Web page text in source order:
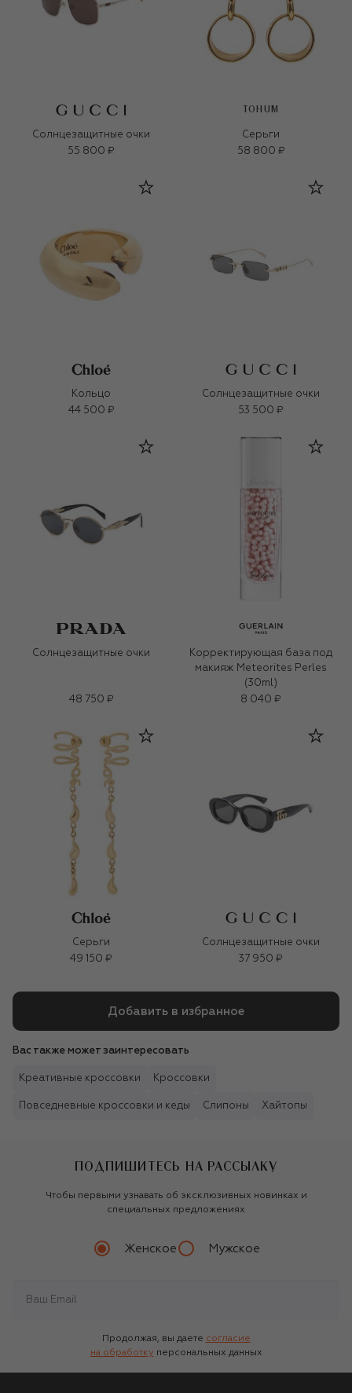
Солнцезащитные очки
55 800 ₽
TOHUM
Серьги
58 800 ₽
Кольцо
44 500 ₽
Солнцезащитные очки
53 500 ₽
Солнцезащитные очки
48 750 ₽
Корректирующая база под
макияж Meteorites Perles
(30ml)
8 040 ₽
Серьги
49 150 ₽
Солнцезащитные очки
37 950 ₽
Добавить в избранное
Вас также может заинтересовать
Креативные кроссовки Кроссовки
Повседневные кроссовки и кеды Слипоны Хайтопы
ПОДПИШИТЕСЬ НА РАССЫЛКУ
Чтобы первыми узнавать об эксклюзивных новинках и
специальных предложениях
Женское Мужское
Продолжая, вы даете согласие
на обработку персональных данных